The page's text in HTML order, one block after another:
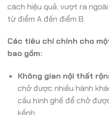
cách hiệu quả, vượt ra
từ điểm A đến điểm B.
Các tiêu chí chính cho
bao gồm:
Không gian nội thất
chở được nhiều hành
cấu hình ghế để chở
kềnh.